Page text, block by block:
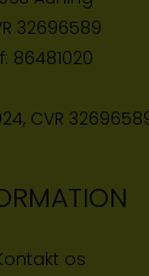
32696589
86481020
CVR
os